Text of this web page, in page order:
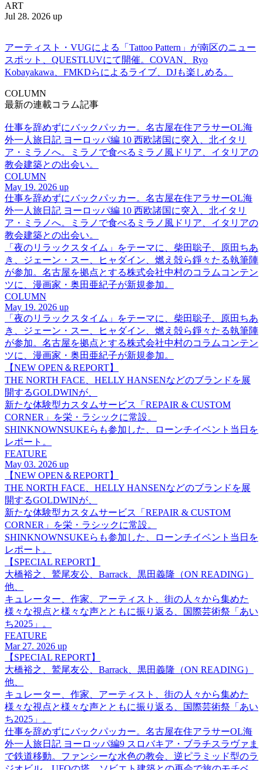
ART
Jul 28. 2026 up
アーティスト・VUGによる「Tattoo Pattern」が南区のニュー
スポット、QUESTLUVにて開催。COVAN、Ryo
Kobayakawa、FMKDらによるライブ、DJも楽しめる。
COLUMN
最新の連載コラム記事
仕事を辞めずにバックパッカー。名古屋在住アラサーOL海
外一人旅日記 ヨーロッパ編 10 西欧諸国に突入、北イタリ
ア・ミラノへ。ミラノで食べるミラノ風ドリア、イタリアの
教会建築との出会い。
COLUMN
May 19. 2026 up
仕事を辞めずにバックパッカー。名古屋在住アラサーOL海
外一人旅日記 ヨーロッパ編 10 西欧諸国に突入、北イタリ
ア・ミラノへ。ミラノで食べるミラノ風ドリア、イタリアの
教会建築との出会い。
「夜のリラックスタイム」をテーマに、柴田聡子、原田ちあ
き、ジェーン・スー、ヒャダイン、燃え殻ら錚々たる執筆陣
が参加。名古屋を拠点とする株式会社中村のコラムコンテン
ツに、漫画家・奥田亜紀子が新規参加。
COLUMN
May 19. 2026 up
「夜のリラックスタイム」をテーマに、柴田聡子、原田ちあ
き、ジェーン・スー、ヒャダイン、燃え殻ら錚々たる執筆陣
が参加。名古屋を拠点とする株式会社中村のコラムコンテン
ツに、漫画家・奥田亜紀子が新規参加。
【NEW OPEN＆REPORT】
THE NORTH FACE、HELLY HANSENなどのブランドを展
開するGOLDWINが、
新たな体験型カスタムサービス「REPAIR & CUSTOM
CORNER」を栄・ラシックに常設。
SHINKNOWNSUKEらも参加した、ローンチイベント当日を
レポート。
FEATURE
May 03. 2026 up
【NEW OPEN＆REPORT】
THE NORTH FACE、HELLY HANSENなどのブランドを展
開するGOLDWINが、
新たな体験型カスタムサービス「REPAIR & CUSTOM
CORNER」を栄・ラシックに常設。
SHINKNOWNSUKEらも参加した、ローンチイベント当日を
レポート。
【SPECIAL REPORT】
大橋裕之、鷲尾友公、Barrack、黒田義隆（ON READING）
他、
キュレーター、作家、アーティスト、街の人々から集めた
様々な視点と様々な声とともに振り返る、国際芸術祭「あい
ち2025」。
FEATURE
Mar 27. 2026 up
【SPECIAL REPORT】
大橋裕之、鷲尾友公、Barrack、黒田義隆（ON READING）
他、
キュレーター、作家、アーティスト、街の人々から集めた
様々な視点と様々な声とともに振り返る、国際芸術祭「あい
ち2025」。
仕事を辞めずにバックパッカー。名古屋在住アラサーOL海
外一人旅日記 ヨーロッパ編9 スロバキア・ブラチスラヴァま
で鉄道移動。ファンシーな水色の教会、逆ピラミッド型のラ